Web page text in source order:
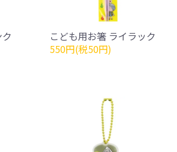
こども用お箸 ライラック
550円(税50円)